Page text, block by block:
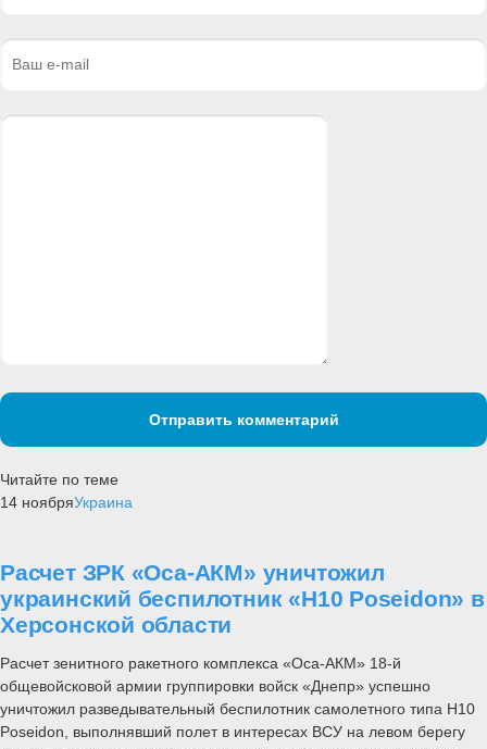
Отправить комментарий
Читайте по теме
14 ноябряУкраина
Расчет ЗРК «Оса-АКМ» уничтожил
украинский беспилотник «H10 Poseidon» в
Херсонской области
Расчет зенитного ракетного комплекса «Оса-АКМ» 18-й
общевойсковой армии группировки войск «Днепр» успешно
уничтожил разведывательный беспилотник самолетного типа H10
Poseidon, выполнявший полет в интересах ВСУ на левом берегу